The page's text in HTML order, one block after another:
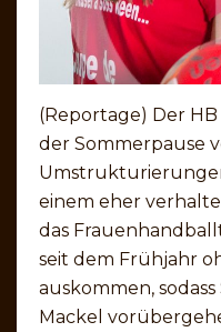
(Reportage) Der
der Sommerpause
einem eher
das
seit dem Frühjahr
auskommen,
Mackel